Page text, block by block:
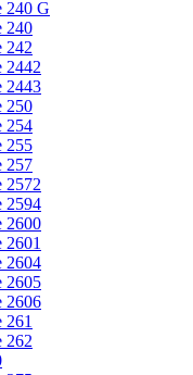
240 G
240
242
2442
2443
250
254
255
257
2572
2594
2600
2601
2604
2605
2606
261
262